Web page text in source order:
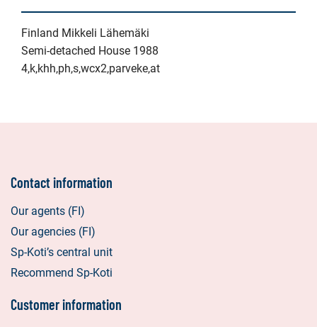
Finland Mikkeli Lähemäki
Semi-detached House 1988
4,k,khh,ph,s,wcx2,parveke,at
Contact information
Our agents (FI)
Our agencies (FI)
Sp-Koti’s central unit
Recommend Sp-Koti
Customer information